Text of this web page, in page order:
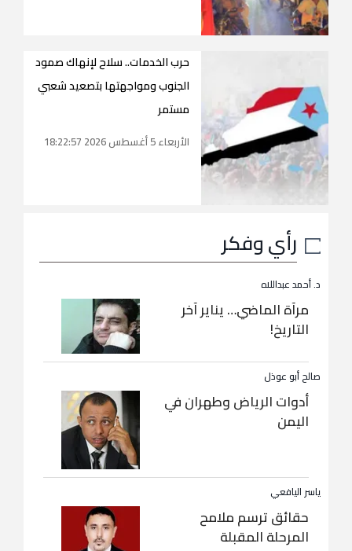
حرب الخدمات.. سلاح لإنهاك صمود
الجنوب ومواجهتها بتصعيد شعبي
مستمر
الأربعاء 5 أغسطس 2026 18:22:57
رأي وفكر
د. أحمد عبداللاه
مرآة الماضي… يناير آخر
التاريخ!
صالح أبو عوذل
أدوات الرياض وطهران في
اليمن
ياسر اليافعي
حقائق ترسم ملامح
المرحلة المقبلة